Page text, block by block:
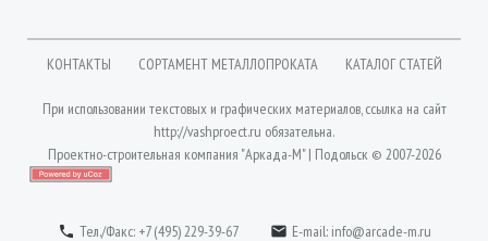
КОНТАКТЫ СОРТАМЕНТ МЕТАЛЛОПРОКАТА КАТАЛОГ СТАТЕЙ
При использовании текстовых и графических материалов, ссылка на сайт
http://vashproect.ru обязательна.
Проектно-строительная компания "Аркада-М" | Подольск © 2007-2026
 Тел./Факс: +7 (495) 229-39-67  E-mail: info@arcade-m.ru